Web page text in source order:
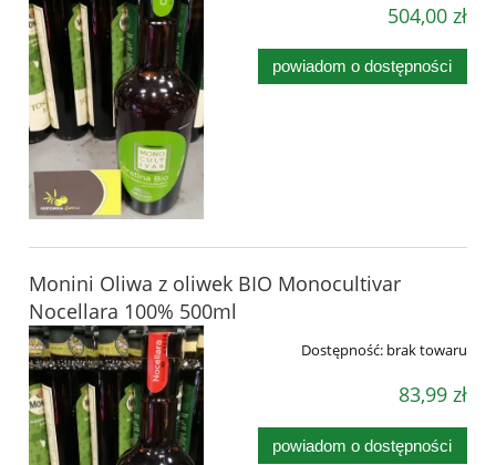
504,00 zł
powiadom o dostępności
Monini Oliwa z oliwek BIO Monocultivar
Nocellara 100% 500ml
Dostępność: brak towaru
83,99 zł
powiadom o dostępności